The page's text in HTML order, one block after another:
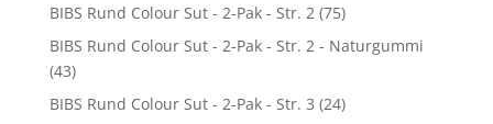
BIBS Rund Colour Sut - 2-Pak - Str. 2 (75)
BIBS Rund Colour Sut - 2-Pak - Str. 2 - Naturgummi
(43)
BIBS Rund Colour Sut - 2-Pak - Str. 3 (24)